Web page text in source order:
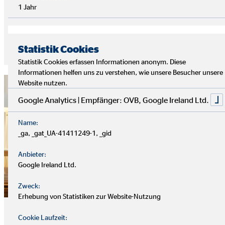
Weiterbildungsmöglichkeiten für deine persönliche und
Jetzt bewerben
1 Jahr
Statistik Cookies
Statistik Cookies erfassen Informationen anonym. Diese
Informationen helfen uns zu verstehen, wie unsere Besucher unsere
Website nutzen.
Google Analytics | Empfänger: OVB, Google Ireland Ltd.
Name:
_ga, _gat_UA-41411249-1, _gid
Anbieter:
Google Ireland Ltd.
Zweck:
Erhebung von Statistiken zur Website-Nutzung
Cookie Laufzeit: